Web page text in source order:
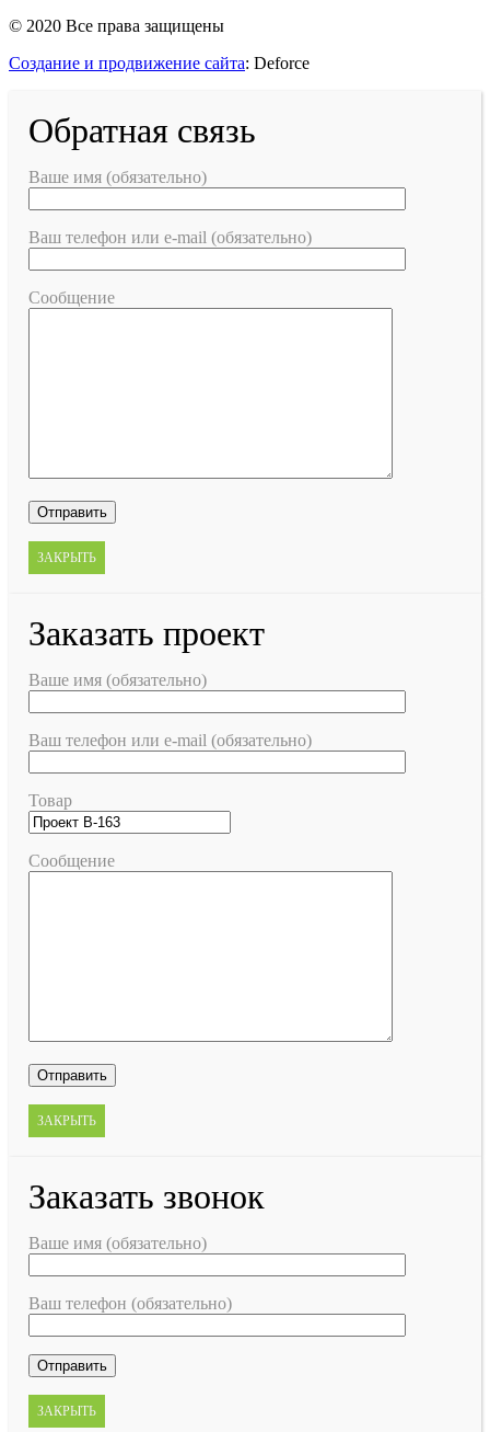
© 2020 Все права защищены
Создание и продвижение сайта: Deforce
Обратная связь
Ваше имя (обязательно)
Ваш телефон или e-mail (обязательно)
Сообщение
ЗАКРЫТЬ
Заказать проект
Ваше имя (обязательно)
Ваш телефон или e-mail (обязательно)
Товар
Сообщение
ЗАКРЫТЬ
Заказать звонок
Ваше имя (обязательно)
Ваш телефон (обязательно)
ЗАКРЫТЬ